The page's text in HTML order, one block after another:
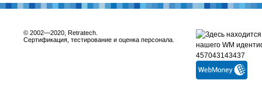
© 2002—2020, Retratech.
Сертификация, тестирование и оценка персонала.